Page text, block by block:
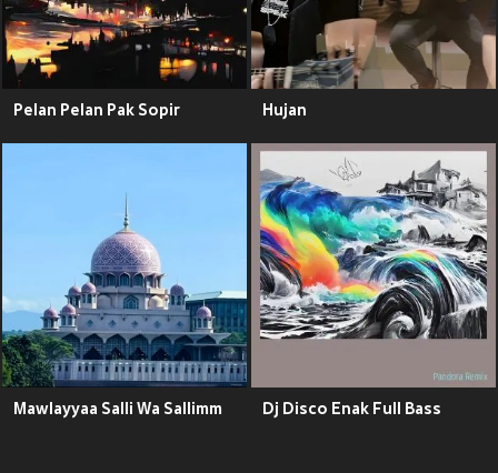
Pelan Pelan Pak Sopir Hujan
Mawlayyaa Salli Wa Sallimm Dj Disco Enak Full Bass